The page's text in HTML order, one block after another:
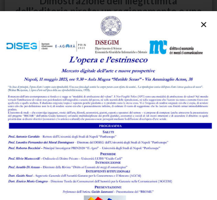
dell’editoria pirata: un ragionamento e una
parabola
Numero 2 del 2013
di Fabiana Cammarano
Leggi l'abstract >
Le novità legislative del quadrimestre
gennaio 2013/aprile 2013
Numero 2 del 2013
diVincenzo Ghionni
Leggi l'abstract >